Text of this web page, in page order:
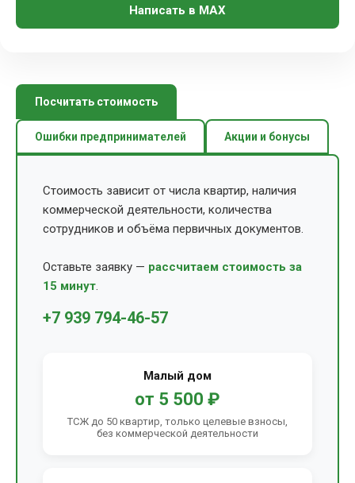
Написать в MAX
Посчитать стоимость
Ошибки предпринимателей Акции и бонусы
Стоимость зависит от числа квартир, наличия
коммерческой деятельности, количества
сотрудников и объёма первичных документов.
Оставьте заявку — рассчитаем стоимость за
15 минут.
+7 939 794-46-57
Малый дом
от 5 500 ₽
ТСЖ до 50 квартир, только целевые взносы,
без коммерческой деятельности